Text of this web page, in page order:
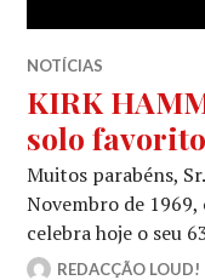
NOTÍCIAS
KIRK
solo
Muitos parabéns,
Novembro de
celebra hoje o seu
REDACÇÃO LOUD!